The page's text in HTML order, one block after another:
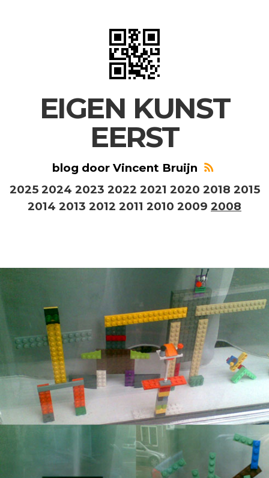
EIGEN KUNST
EERST
blog door Vincent Bruijn
2025 2024 2023 2022 2021 2020 2018 2015
2014 2013 2012 2011 2010 2009 2008